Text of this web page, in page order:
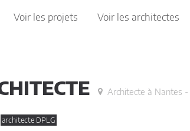
Voir les projets Voir les architectes
Architecte à Nantes -
architecte DPLG